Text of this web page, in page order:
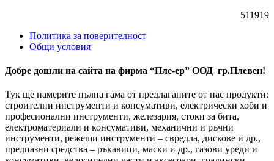
511919
Политика за поверителност
Общи условия
Добре дошли на сайта на фирма “Пле-ер” ООД гр.Плевен!
Тук ще намерите пълна гама от предлаганите от нас продукти:
строителни инструменти и консумативи, електрически хоби и
професионални инструменти, железария, стоки за бита,
електроматериали и консумативи, механични и ръчни
инструменти, режещи инструменти – свредла, дискове и др.,
предпазни средства – ръкавици, маски и др., газови уреди и